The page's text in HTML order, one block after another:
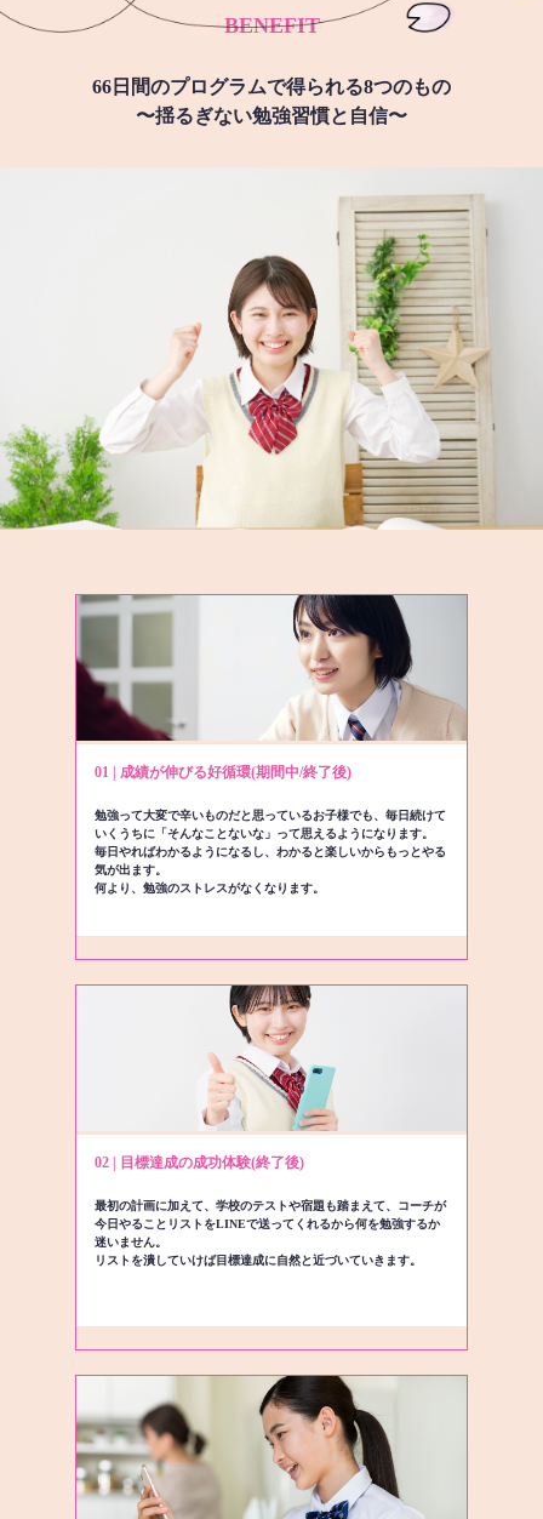
BENEFIT
66日間のプログラムで得られる8つのもの
〜揺るぎない勉強習慣と自信〜
01 | 成績が伸びる好循環(期間中/終了後)
勉強って大変で辛いものだと思っているお子様でも、毎日続けて
いくうちに「そんなことないな」って思えるようになります。
毎日やればわかるようになるし、わかると楽しいからもっとやる
気が出ます。
何より、勉強のストレスがなくなります。
02 | 目標達成の成功体験(終了後)
最初の計画に加えて、学校のテストや宿題も踏まえて、コーチが
今日やることリストをLINEで送ってくれるから何を勉強するか
迷いません。
リストを潰していけば目標達成に自然と近づいていきます。